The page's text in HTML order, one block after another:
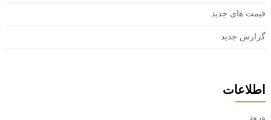
قیمت های جدید
گزارش جدید
اطلاعات
ورود